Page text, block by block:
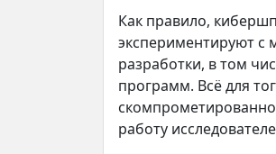
Как правило,
экспериментируют с
разработки, в том
программ. Всё для
работу